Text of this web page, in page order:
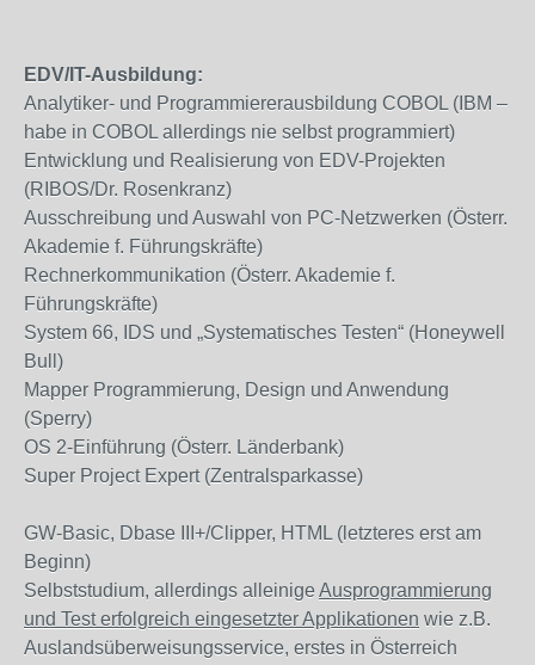
EDV/IT-Ausbildung:
Analytiker- und Programmiererausbildung COBOL (IBM –
habe in COBOL allerdings nie selbst programmiert)
Entwicklung und Realisierung von EDV-Projekten
(RIBOS/Dr. Rosenkranz)
Ausschreibung und Auswahl von PC-Netzwerken (Österr.
Akademie f. Führungskräfte)
Rechnerkommunikation (Österr. Akademie f.
Führungskräfte)
System 66, IDS und „Systematisches Testen“ (Honeywell
Bull)
Mapper Programmierung, Design und Anwendung
(Sperry)
OS 2-Einführung (Österr. Länderbank)
Super Project Expert (Zentralsparkasse)
GW-Basic, Dbase III+/Clipper, HTML (letzteres erst am
Beginn)
Selbststudium, allerdings alleinigeAusprogrammierung
und Test erfolgreich eingesetzter Applikationen wie z.B.
Auslandsüberweisungsservice, erstes in Österreich